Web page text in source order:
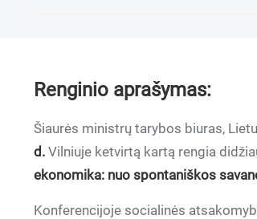
Renginio aprašymas:
Šiaurės ministrų tarybos biuras,
d. Vilniuje ketvirtą kartą rengia
ekonomika: nuo spontaniškos
Konferencijoje socialinės